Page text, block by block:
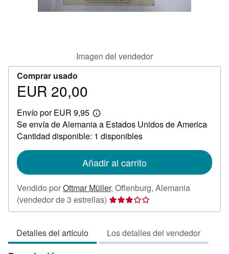
CERRAR
Imagen del vendedor
Comprar usado
Precio
20,00
EUR 20,00
Envío por EUR 9,95
Más
información
sobre
las
envío
Se envía de Alemania a Estados Unidos de America
Cantidad disponible: 1 disponibles
Añadir al carrito
Vendido porOttmar Müller, Offenburg, Alemania
(vendedor de 3 estrellas) Calificación
del
3
de
Detalles del artículo Los detalles del vendedor